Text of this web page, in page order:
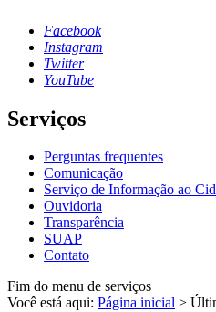
Facebook
Instagram
Twitter
YouTube
Serviços
Perguntas frequentes
Comunicação
Serviço de Informação ao
Ouvidoria
Transparência
SUAP
Contato
Fim do menu de serviços
Você está aqui: Página inicial >